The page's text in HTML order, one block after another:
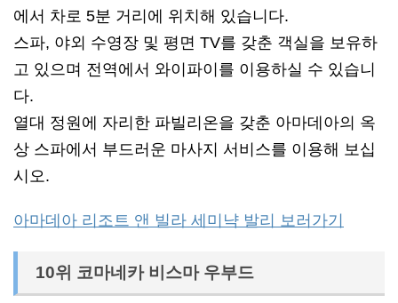
에서 차로 5분 거리에 위치해 있습니다.
스파, 야외 수영장 및 평면 TV를 갖춘 객실을 보유하
고 있으며 전역에서 와이파이를 이용하실 수 있습니
다.
열대 정원에 자리한 파빌리온을 갖춘 아마데아의 옥
상 스파에서 부드러운 마사지 서비스를 이용해 보십
시오.
아마데아 리조트 앤 빌라 세미냑 발리 보러가기
10위 코마네카 비스마 우부드